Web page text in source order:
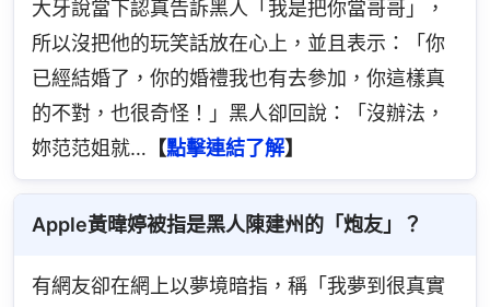
大牙說當下認真告訴黑人「我是把你當哥哥」，
所以沒把他的玩笑話放在心上，並且表示：「你
已經結婚了，你的婚禮我也有去參加，你這樣真
的不對，也很奇怪！」黑人卻回說：「沒辦法，
妳范范姐就… 【點擊連結了解】
Apple黃暐婷被指是黑人陳建州的「炮友」？
有網友卻在網上以夢境暗指，稱「我夢到很真實